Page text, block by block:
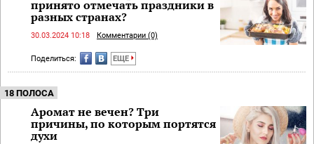
принято отмечать праздники в
разных странах?
30.03.2024 10:18 Комментарии (0)
Поделиться: ЕЩЕ
18 ПОЛОСА
Аромат не вечен? Три
причины, по которым портятся
духи